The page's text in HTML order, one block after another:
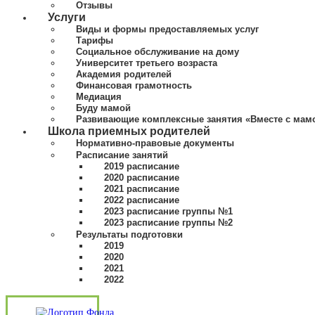
Отзывы
Услуги
Виды и формы предоставляемых услуг
Тарифы
Социальное обслуживание на дому
Университет третьего возраста
Академия родителей
Финансовая грамотность
Медиация
Буду мамой
Развивающие комплексные занятия «Вместе с
Школа приемных родителей
Нормативно-правовые документы
Расписание занятий
2019 расписание
2020 расписание
2021 расписание
2022 расписание
2023 расписание группы №1
2023 расписание группы №2
Результаты подготовки
2019
2020
2021
2022